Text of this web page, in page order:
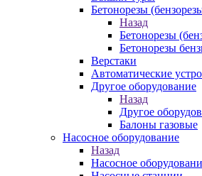
Бетонорезы
Назад
Бетонорезы
Бетонорезы
Верстаки
Автоматические
Другое оборудование
Назад
Другое
Балоны газовые
Насосное оборудование
Назад
Насосное